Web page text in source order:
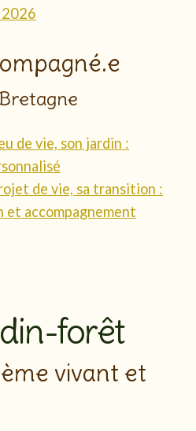
2026
de vie, son jardin :
de vie, sa transition :
accompagnement
forêt
vivant et